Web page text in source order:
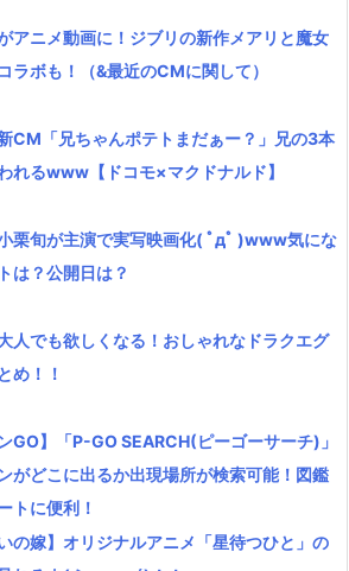
アニメ動画に！ジブリの新作メアリと魔女
ラボも！（&最近のCMに関して）
CM「兄ちゃんポテトまだぁー？」兄の3本
れるwww【ドコモ×マクドナルド】
小栗旬が主演で実写映画化( ﾟдﾟ )www気にな
は？公開日は？
大人でも欲しくなる！おしゃれなドラクエグ
め！！
GO】「P-GO SEARCH(ピーゴーサーチ)」
がどこに出るか出現場所が検索可能！図鑑
トに便利！
いの嫁】オリジナルアニメ「星待つひと」の